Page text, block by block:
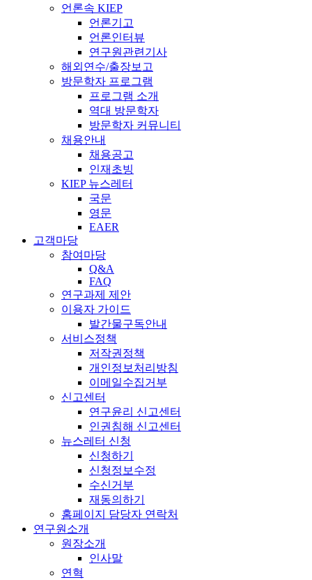
언론속 KIEP
언론기고
언론인터뷰
연구원관련기사
해외연수/출장보고
방문학자 프로그램
프로그램 소개
역대 방문학자
방문학자 커뮤니티
채용안내
채용공고
인재초빙
KIEP 뉴스레터
국문
영문
EAER
고객마당
참여마당
Q&A
FAQ
연구과제 제안
이용자 가이드
발간물구독안내
서비스정책
저작권정책
개인정보처리방침
이메일수집거부
신고센터
연구윤리 신고센터
인권침해 신고센터
뉴스레터 신청
신청하기
신청정보수정
수신거부
재동의하기
홈페이지 담당자 연락처
연구원소개
원장소개
인사말
연혁